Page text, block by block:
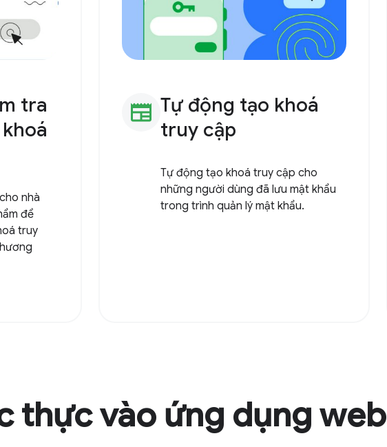
tra
nhà
để
truy
newspaper Tự động tạo khoá
truy cập
Tự động tạo khoá truy cập cho
những người dùng đã lưu mật khẩu
trong trình quản lý mật khẩu.
thực vào ứng dụng web